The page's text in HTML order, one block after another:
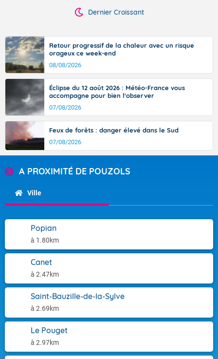
Dernier Croissant
Retour progressif de la chaleur avec un risque
orageux ce week-end
08/08/2026
Éclipse du 12 août 2026 : Météo-France vous
accompagne pour bien l'observer
07/08/2026
Feux de forêts : danger élevé dans le Sud
07/08/2026
A PROXIMITÉ DE POUZOLS
Ville
Popian
à 1.80km
Canet
à 2.47km
Saint-Bauzille-de-la-Sylve
à 2.69km
Le Pouget
à 2.97km